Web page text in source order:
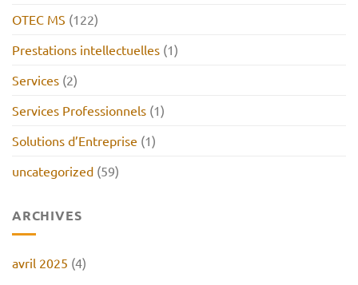
OTEC MS (122)
Prestations intellectuelles (1)
Services (2)
Services Professionnels (1)
Solutions d’Entreprise (1)
uncategorized (59)
ARCHIVES
avril 2025 (4)